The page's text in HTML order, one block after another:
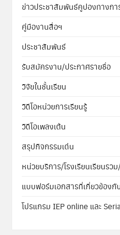
ข่าวประชาสัมพันธ์คูปองทางก
คู่มืองานสื่อฯ
ประชาสัมพันธ์
รับสมัครงาน/ประกาศรายชื่อ
วิจัยในชั้นเรียน
วิดีโอหน่วยการเรียนรู้
วิดีโอเพลงเต้น
สรุปกิจกรรมเด่น
หน่วยบริการ/โรงเรียนเรียนรว
แบบฟอร์มเอกสารที่เกี่ยวข้อง
โปรแกรม IEP online และ